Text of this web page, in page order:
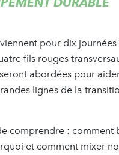
pour dix
fils rouges
abordées pour
lignes de la
comprendre : comment
et comment mixer